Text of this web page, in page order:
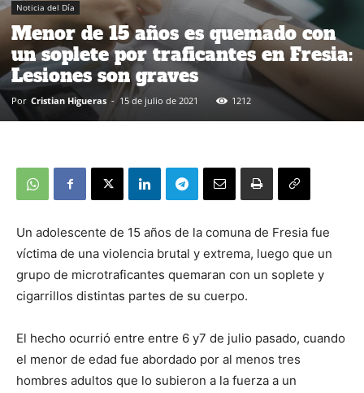
Noticia del Día
Menor de 15 años es quemado con
un soplete por traficantes en Fresia:
Lesiones son graves
Por Cristian Higueras - 15 de julio de 2021 1212
Un adolescente de 15 años de la comuna de Fresia fue
víctima de una violencia brutal y extrema, luego que un
grupo de microtraficantes quemaran con un soplete y
cigarrillos distintas partes de su cuerpo.
El hecho ocurrió entre entre 6 y7 de julio pasado, cuando
el menor de edad fue abordado por al menos tres
hombres adultos que lo subieron a la fuerza a un